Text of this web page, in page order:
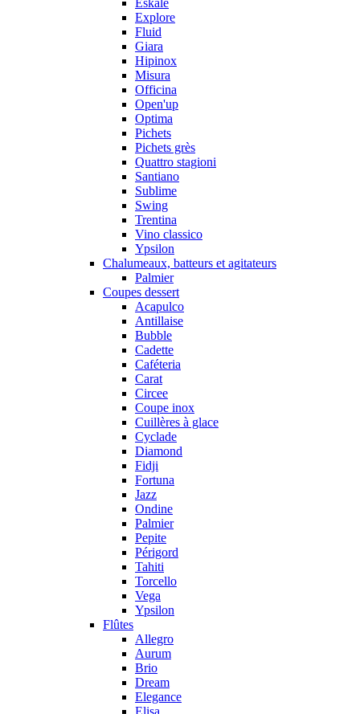
Eskale
Explore
Fluid
Giara
Hipinox
Misura
Officina
Open'up
Optima
Pichets
Pichets grès
Quattro stagioni
Santiano
Sublime
Swing
Trentina
Vino classico
Ypsilon
Chalumeaux, batteurs et agitateurs
Palmier
Coupes dessert
Acapulco
Antillaise
Bubble
Cadette
Caféteria
Carat
Circee
Coupe inox
Cuillères à glace
Cyclade
Diamond
Fidji
Fortuna
Jazz
Ondine
Palmier
Pepite
Périgord
Tahiti
Torcello
Vega
Ypsilon
Flûtes
Allegro
Aurum
Brio
Dream
Elegance
Elisa